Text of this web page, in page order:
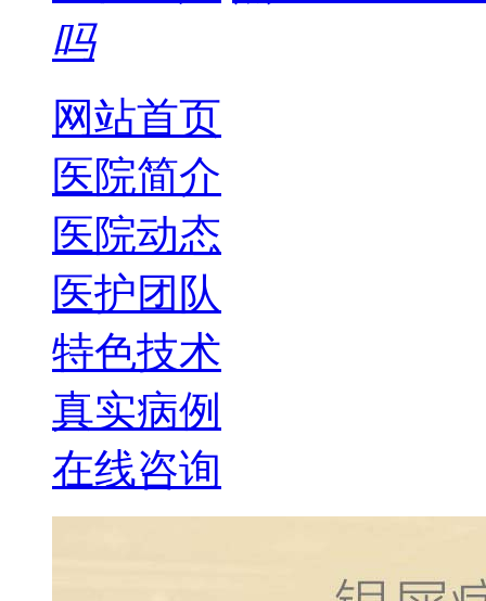
吗
网站首页
医院简介
医院动态
医护团队
特色技术
真实病例
在线咨询